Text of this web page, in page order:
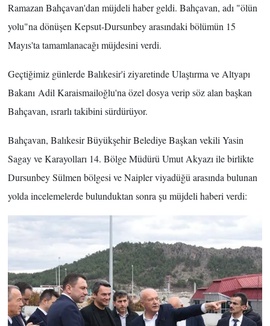
Ramazan Bahçavan'dan müjdeli haber geldi. Bahçavan, adı "ölün
yolu"na dönüşen Kepsut-Dursunbey arasındaki bölümün 15
Mayıs'ta tamamlanacağı müjdesini verdi.
Geçtiğimiz günlerde Balıkesir'i ziyaretinde Ulaştırma ve Altyapı
Bakanı Adil Karaismailoğlu'na özel dosya verip söz alan başkan
Bahçavan, ısrarlı takibini sürdürüyor.
Bahçavan, Balıkesir Büyükşehir Belediye Başkan vekili Yasin
Sagay ve Karayolları 14. Bölge Müdürü Umut Akyazı ile birlikte
Dursunbey Sülmen bölgesi ve Naipler viyadüğü arasında bulunan
yolda incelemelerde bulunduktan sonra şu müjdeli haberi verdi: